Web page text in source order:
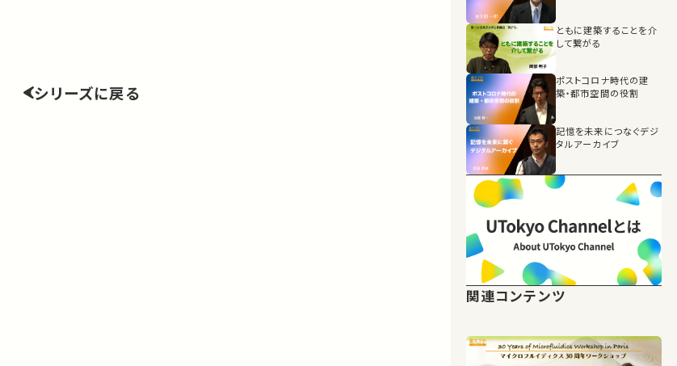
シリーズに戻る
ともに建築することを介
して繋がる
ポストコロナ時代の建
築・都市空間の役割
記憶を未来につなぐデジ
タルアーカイブ
関連コンテンツ